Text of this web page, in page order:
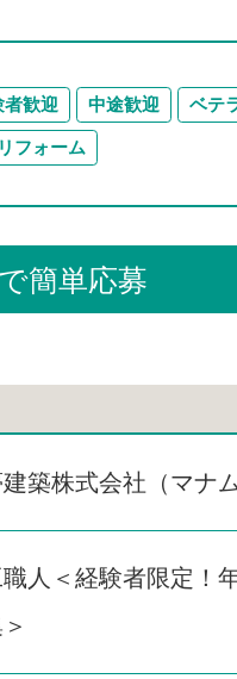
者歓迎 中途歓迎 ベテ
リフォーム
簡単応募
築株式会社（マナ
人＜経験者限定！